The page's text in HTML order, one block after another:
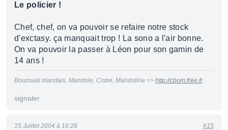
Le policier !
Chef, chef, on va pouvoir se refaire notre stock
d'exctasy. ça manquait trop ! La sono a l'air bonne.
On va pouvoir la passer à Léon pour son gamin de
14 ans !
Bouzouki irlandais, Mandole, Cistre, Mandoline => http://cbom.free.fr
signaler
15 Juillet 2004 à 16:28 #15